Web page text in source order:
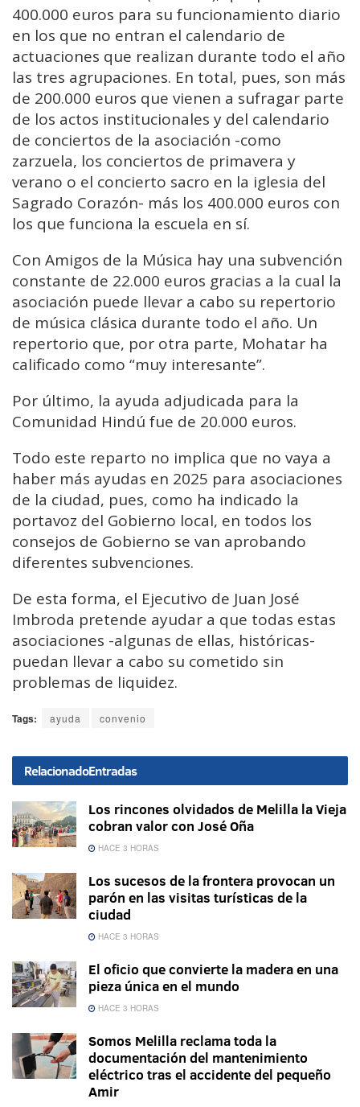
400.000 euros para su funcionamiento diario
en los que no entran el calendario de
actuaciones que realizan durante todo el año
las tres agrupaciones. En total, pues, son más
de 200.000 euros que vienen a sufragar parte
de los actos institucionales y del calendario
de conciertos de la asociación -como
zarzuela, los conciertos de primavera y
verano o el concierto sacro en la iglesia del
Sagrado Corazón- más los 400.000 euros con
los que funciona la escuela en sí.
Con Amigos de la Música hay una subvención
constante de 22.000 euros gracias a la cual la
asociación puede llevar a cabo su repertorio
de música clásica durante todo el año. Un
repertorio que, por otra parte, Mohatar ha
calificado como “muy interesante”.
Por último, la ayuda adjudicada para la
Comunidad Hindú fue de 20.000 euros.
Todo este reparto no implica que no vaya a
haber más ayudas en 2025 para asociaciones
de la ciudad, pues, como ha indicado la
portavoz del Gobierno local, en todos los
consejos de Gobierno se van aprobando
diferentes subvenciones.
De esta forma, el Ejecutivo de Juan José
Imbroda pretende ayudar a que todas estas
asociaciones -algunas de ellas, históricas-
puedan llevar a cabo su cometido sin
problemas de liquidez.
Tags: ayuda convenio
RelacionadoEntradas
Los rincones olvidados de Melilla la Vieja
cobran valor con José Oña
HACE 3 HORAS
Los sucesos de la frontera provocan un
parón en las visitas turísticas de la
ciudad
HACE 3 HORAS
El oficio que convierte la madera en una
pieza única en el mundo
HACE 3 HORAS
Somos Melilla reclama toda la
documentación del mantenimiento
eléctrico tras el accidente del pequeño
Amir